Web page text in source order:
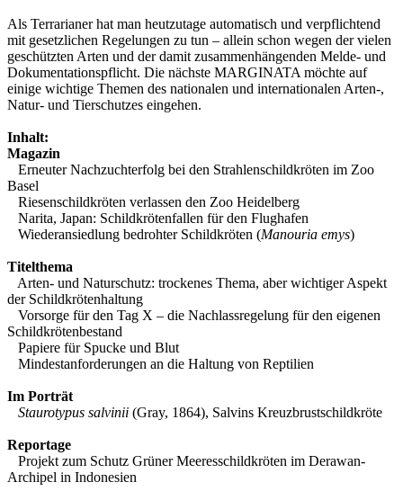
Als Terrarianer hat man heutzutage automatisch und verpflichtend
mit gesetzlichen Regelungen zu tun – allein schon wegen der vielen
geschützten Arten und der damit zusammenhängenden Melde- und
Dokumentationspflicht. Die nächste MARGINATA möchte auf
einige wichtige Themen des nationalen und internationalen Arten-,
Natur- und Tierschutzes eingehen.
Inhalt:
Magazin
Erneuter Nachzuchterfolg bei den Strahlenschildkröten im Zoo
Basel
Riesenschildkröten verlassen den Zoo Heidelberg
Narita, Japan: Schildkrötenfallen für den Flughafen
Wiederansiedlung bedrohter Schildkröten (Manouria emys)
Titelthema
Arten- und Naturschutz: trockenes Thema, aber wichtiger Aspekt
der Schildkrötenhaltung
Vorsorge für den Tag X – die Nachlassregelung für den eigenen
Schildkrötenbestand
Papiere für Spucke und Blut
Mindestanforderungen an die Haltung von Reptilien
Im Porträt
Staurotypus salvinii (Gray, 1864), Salvins Kreuzbrustschildkröte
Reportage
Projekt zum Schutz Grüner Meeresschildkröten im Derawan-
Archipel in Indonesien